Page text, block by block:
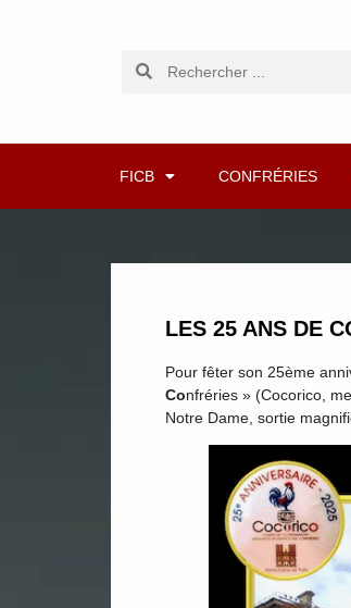
FICB CONFRÉRIES
LES 25 ANS DE
Pour fêter son 25ème
Confréries » (Cocorico,
Notre Dame, sortie